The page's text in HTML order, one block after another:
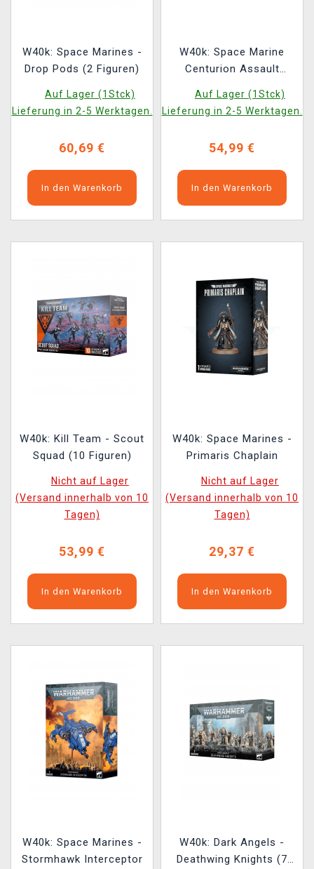
W40k: Space Marines -
Drop Pods (2 Figuren)
Auf Lager (1Stck)
Lieferung in 2-5 Werktagen.
60,69 €
In den Warenkorb
W40k: Space Marine
Centurion Assault
Squad (3 Figur)
Auf Lager (1Stck)
Lieferung in 2-5 Werktagen.
54,99 €
In den Warenkorb
W40k: Kill Team - Scout
Squad (10 Figuren)
Nicht auf Lager
(Versand innerhalb von 10
Tagen)
53,99 €
In den Warenkorb
W40k: Space Marines -
Primaris Chaplain
Nicht auf Lager
(Versand innerhalb von 10
Tagen)
29,37 €
In den Warenkorb
W40k: Space Marines -
Stormhawk Interceptor
W40k: Dark Angels -
Deathwing Knights (7